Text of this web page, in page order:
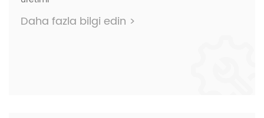
Daha fazla bilgi edin >